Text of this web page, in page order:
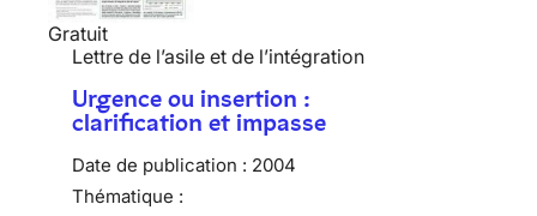
Gratuit
Lettre de l’asile et de l’intégration
Urgence ou insertion :
clarification et impasse
Date de publication : 2004
Thématique :